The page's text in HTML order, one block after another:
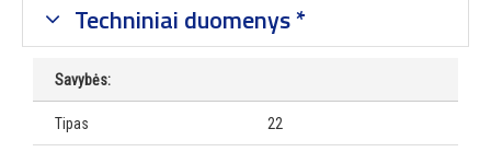
Techniniai duomenys *
Savybės:
Tipas 22